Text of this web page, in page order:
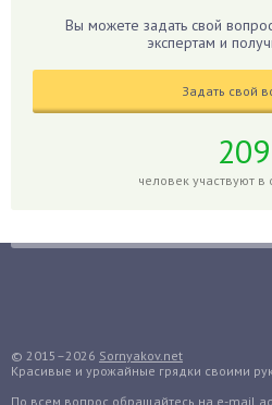
Годжи
Голубика
Гуава
Гузмания
Вы можете задать свой
экспертам и
Задать свой
209
человек участвуют в
© 2015–2026 Sornyakov.net
Красивые и урожайные грядки своими
По всем вопрос обращайтесь на e-mail